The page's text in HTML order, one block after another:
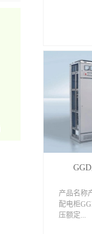
统，用于
转换和
本装置符
成套开
备》专
额定绝
压
作电流
4700A
母线峰
工作电
直母线
90KA（
产品名称
配电柜
压额定...